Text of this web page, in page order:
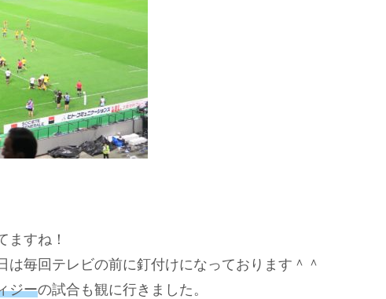
ますね！
は毎回テレビの前に釘付けになっております＾＾
ジーの試合も観に行きました。